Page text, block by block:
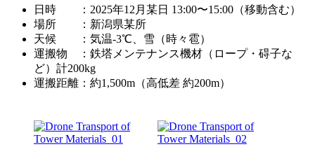
日時 ：2025年12月某日 13:00〜15:00（移動含む）
場所 ：新潟県某所
天候 ：気温-3℃、雪（時々雹）
運搬物 ：鉄塔メンテナンス機材（ロープ・碍子な
ど）計200kg
運搬距離：約1,500m（高低差 約200m）